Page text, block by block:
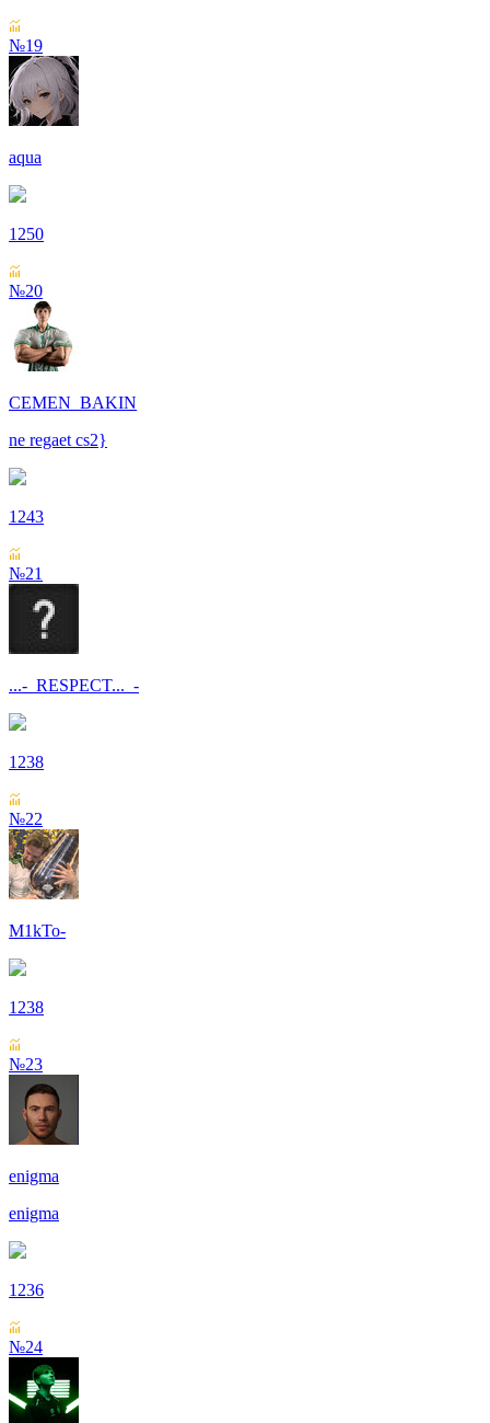
№19
aqua
1250
№20
CEMEN_BAKIN
ne regaet cs2}
1243
№21
...-_RESPECT..._-
1238
№22
M1kTo-
1238
№23
enigma
enigma
1236
№24